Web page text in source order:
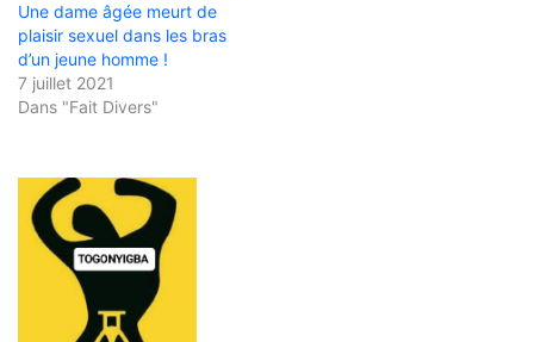
Une dame âgée meurt de
plaisir sexuel dans les bras
d’un jeune homme !
7 juillet 2021
Dans "Fait Divers"